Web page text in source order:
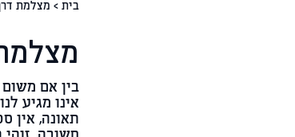
בית > מצלמת
בין אם
אינו מגיע
תאונה, אין